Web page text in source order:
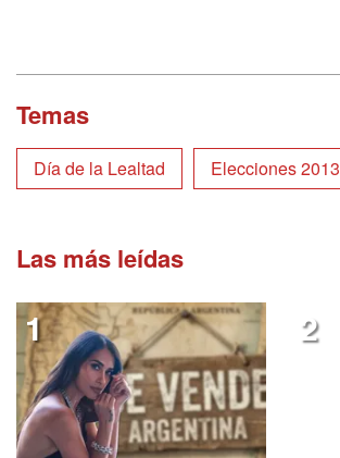
Temas
Día de la Lealtad Elecciones 2013
Las más leídas